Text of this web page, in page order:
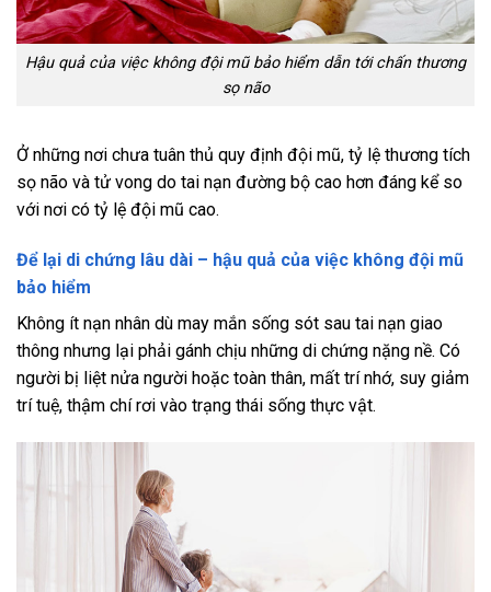
Hậu quả của việc không đội mũ bảo hiểm dẫn tới chấn thương
sọ não
Ở những nơi chưa tuân thủ quy định đội mũ, tỷ lệ thương tích
sọ não và tử vong do tai nạn đường bộ cao hơn đáng kể so
với nơi có tỷ lệ đội mũ cao.
Để lại di chứng lâu dài – hậu quả của việc không đội mũ
bảo hiểm
Không ít nạn nhân dù may mắn sống sót sau tai nạn giao
thông nhưng lại phải gánh chịu những di chứng nặng nề. Có
người bị liệt nửa người hoặc toàn thân, mất trí nhớ, suy giảm
trí tuệ, thậm chí rơi vào trạng thái sống thực vật.